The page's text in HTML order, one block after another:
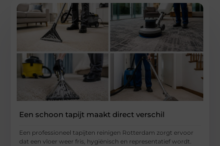
Een schoon tapijt maakt direct verschil
Een professioneel tapijten reinigen Rotterdam zorgt ervoor
dat een vloer weer fris, hygiënisch en representatief wordt.